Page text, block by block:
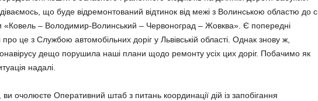
що буде відремонтований відтинок від межі з Волинською областю до с.
«Ковель – Володимир-Волинський – Червоноград – Жовква». Є попередні
про це з Службою автомобільних доріг у Львівській області. Однак знову ж,
дещо порушила наші плани щодо ремонту усіх цих доріг. Побачимо як
надалі.
очолюєте Оперативний штаб з питань координації дій із запо­бігання